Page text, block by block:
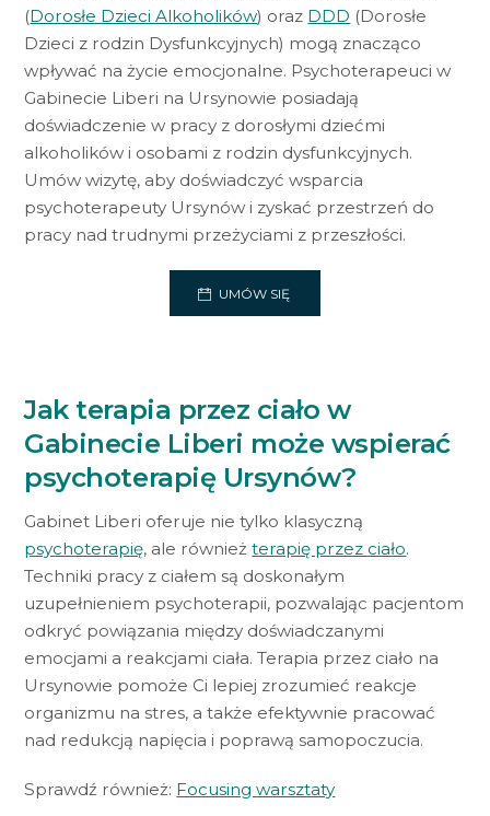
(Dorosłe Dzieci Alkoholików) oraz DDD (Dorosłe
Dzieci z rodzin Dysfunkcyjnych) mogą znacząco
wpływać na życie emocjonalne. Psychoterapeuci w
Gabinecie Liberi na Ursynowie posiadają
doświadczenie w pracy z dorosłymi dziećmi
alkoholików i osobami z rodzin dysfunkcyjnych.
Umów wizytę, aby doświadczyć wsparcia
psychoterapeuty Ursynów i zyskać przestrzeń do
pracy nad trudnymi przeżyciami z przeszłości.
UMÓW SIĘ
Jak terapia przez ciało w
Gabinecie Liberi może wspierać
psychoterapię Ursynów?
Gabinet Liberi oferuje nie tylko klasyczną
psychoterapię, ale równieżterapię przez ciało.
Techniki pracy z ciałem są doskonałym
uzupełnieniem psychoterapii, pozwalając pacjentom
odkryć powiązania między doświadczanymi
emocjami a reakcjami ciała. Terapia przez ciało na
Ursynowie pomoże Ci lepiej zrozumieć reakcje
organizmu na stres, a także efektywnie pracować
nad redukcją napięcia i poprawą samopoczucia.
Sprawdź również: Focusing warsztaty